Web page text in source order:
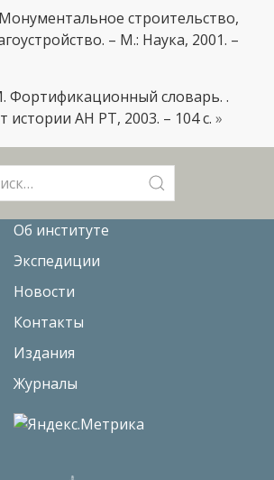
строительство,
– М.: Наука, 2001. –
Фортификационный словарь. .
истории АН РТ, 2003. – 104 с. »
Об институте
Экспедиции
Новости
Контакты
Издания
Журналы